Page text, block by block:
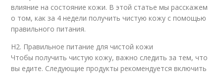
влияние на состояние кожи. В этой статье мы расскажем
о том, как за 4 недели получить чистую кожу с помощью
правильного питания.
H2. Правильное питание для чистой кожи
Чтобы получить чистую кожу, важно следить за тем, что
вы едите. Следующие продукты рекомендуется включить